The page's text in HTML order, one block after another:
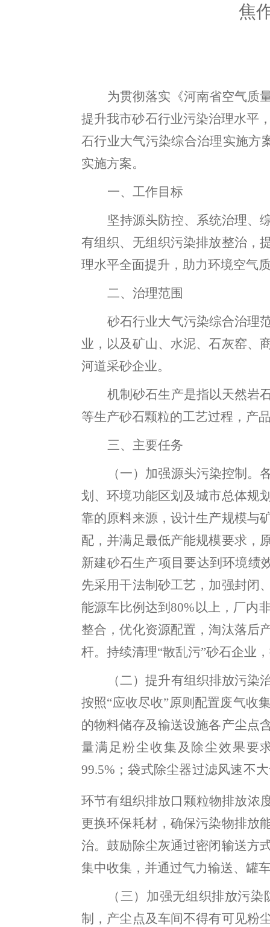
焦
为贯彻落实《河南省空气质
提升我市砂石行业污染治理水平
石行业大气污染综合治理实施方
实施方案。
一、工作目标
坚持源头防控、系统治理、
有组织、无组织污染排放整治，
理水平全面提升， 助力环境空气
二、治理范围
砂石行业大气污染综合治理
业，以及矿山、水泥、石灰窑、
河道采砂企业。
机制砂石生产是指以天然岩
等生产砂石颗粒的工艺过程，产
三、主要任务
（一）加强源头污染控制 。
划、环境功能区划及城市总体规
靠的原料来源，设计生产规模与
配 ， 并满足最低产能规模要求，
新建砂石生产项目要达到环境绩
先采用干法制砂工艺 ， 加强封闭
能源车比例达到80% 以上 ， 厂内
整合 ，优化资源配置，淘汰落后
杆。持续清理“散乱污”砂石企业 ，
（二）提升有组织排放污染
按照“应收尽收”原则配置废气收
的物料储存及输送设施各产尘点
量满足粉尘收集及除尘效果要
99.5% ； 袋式除尘器过滤风速不
环节有组织排放口颗粒物排放浓
更换环保耗材， 确保污染物排放
治。鼓励除尘灰通过密闭输送方
集中收集 ， 并通过气力输送、罐
（三）加强无组织排放污染
制 ， 产尘点及车间不得有可见粉